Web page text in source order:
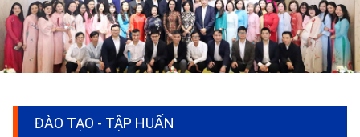
ĐÀO TẠO - TẬP HUẤN